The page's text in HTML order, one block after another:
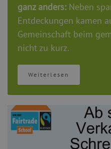
ganz anders:Neben
Entdeckungen kamen
Gemeinschaft beim
nicht zu kurz.
Weiterlesen